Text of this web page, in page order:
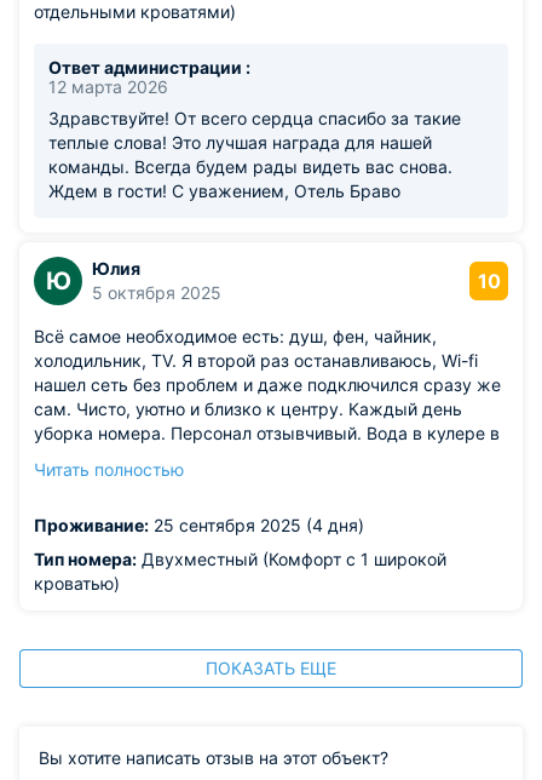
отдельными кроватями)
Ответ администрации :
12 марта 2026
Здравствуйте! От всего сердца спасибо за такие
теплые слова! Это лучшая награда для нашей
команды. Всегда будем рады видеть вас снова.
Ждем в гости! С уважением, Отель Браво
Ю
Юлия
5 октября 2025
10
Всё самое необходимое есть: душ, фен, чайник,
холодильник, TV. Я второй раз останавливаюсь, Wi-fi
нашел сеть без проблем и даже подключился сразу же
сам. Чисто, уютно и близко к центру. Каждый день
уборка номера. Персонал отзывчивый. Вода в кулере в
Из недостатков: шумоизоляция плоха, слышно как
жидкого мыла в душе. Но я на следующий день
уезжала и не стала просить дополнить. В прошлый раз
каждый день был новый пакетик с шампунем и мылом.
Читать полностью
Проживание: 25 сентября 2025 (4 дня)
Тип номера: Двухместный (Комфорт с 1 широкой
кроватью)
ПОКАЗАТЬ ЕЩЕ
Вы хотите написать отзыв на этот объект?